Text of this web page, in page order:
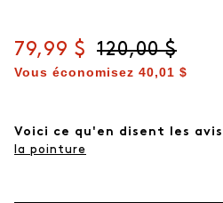
Prix actuel
79,99 $ Prix d'origine
120,00 $
Vous économisez 40,01 $
Voici ce qu'en disent les avis
la pointure